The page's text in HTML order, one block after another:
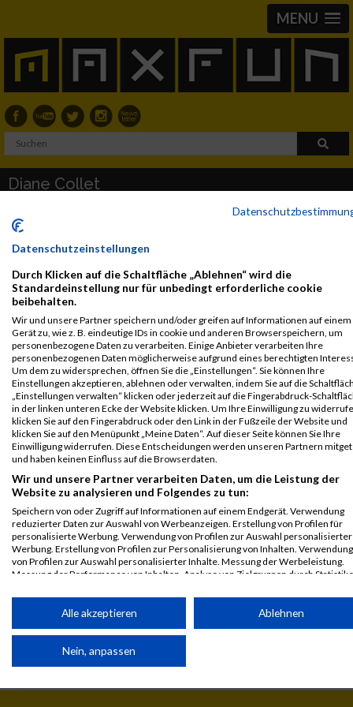
MENU
Diane Collet
Veranstaltung Stnr
First
Name
Last
Name
Jahr NationVereinNet
SPARTAN
CARCASONNE
VIRTUAL
RACE
KIDS
Legende:
GPos = Geschlechter Position, KPos = Kategorie Position, TPos =
Team Position, DNS = Did not start, DNF = Did not finish, DQ =
Disqualifiziert
Datenschutzeinstellungen
Durch Klicken auf die Schaltfläche „Ablehnen“ wird die
Standardeinstellung nur für unbedingt erforderliche cookie
beibehalten.
Wir und unsere Partner speichern und/oder greifen auf Informationen auf einem
Gerät zu, wie z. B. eindeutige IDs in cookie und anderen Browserspeichern, um
personenbezogene Daten zu verarbeiten. Einige Anbieter verarbeiten Ihre
personenbezogenen Daten möglicherweise aufgrund eines berechtigten
Um dem zu widersprechen, öffnen Sie die „Einstellungen“. Sie können Ihre
Einstellungen akzeptieren, ablehnen oder verwalten, indem Sie auf die
„Einstellungen verwalten“ klicken oder jederzeit auf die Fingerabdruck-
in der linken unteren Ecke der Website klicken. Um Ihre Einwilligung zu
klicken Sie auf den Fingerabdruck oder den Link in der Fußzeile der Website und
klicken Sie auf den Menüpunkt „Meine Daten“. Auf dieser Seite können Sie Ihre
Einwilligung widerrufen. Diese Entscheidungen werden unseren Partnern
und haben keinen Einfluss auf die Browserdaten.
Wir und unsere Partner verarbeiten Daten, um die Leistung der
Website zu analysieren und Folgendes zu tun:
Speichern von oder Zugriff auf Informationen auf einem Endgerät. Verwendung
reduzierter Daten zur Auswahl von Werbeanzeigen. Erstellung von Profilen für
personalisierte Werbung. Verwendung von Profilen zur Auswahl personalisierter
Werbung. Erstellung von Profilen zur Personalisierung von Inhalten. Verwendung
von Profilen zur Auswahl personalisierter Inhalte. Messung der Werbeleistung.
Messung der Performance von Inhalten. Analyse von Zielgruppen durch
Verbesserung der Angebote. Verwendung reduzierter Daten zur Auswahl von
gesendet werden.
Ihre Einwilligung und die cookie Richtlinie gelten ausschließlich für diese
Website/App.
Partnerliste anzeigen (1 IAB-Anbieter)
Alle akzeptieren Ablehnen
Nein, anpassen